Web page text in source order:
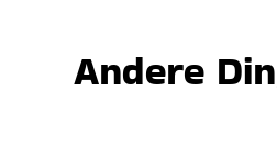
Andere